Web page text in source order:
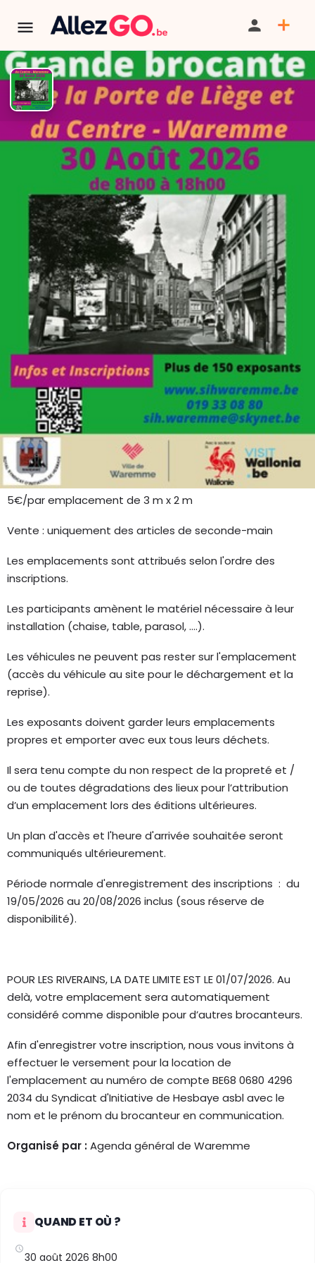
Brocante de la Porte de Liège
et du Centre
5€
PARTAGER SAUVEGARDER CONTACT
AU PROGRAMME
Brocante organisée par le Royal Syndicat d'Initiative de
Hesbaye asbl
Inscription : www.sihwaremme.be
Info : 019 33 08 80 ouinfo@tourisme-hesbaye.be
5€/par emplacement de 3 m x 2 m
Vente : uniquement des articles de seconde-main
Les emplacements sont attribués selon l'ordre des
inscriptions.
Les participants amènent le matériel nécessaire à leur
installation (chaise, table, parasol, ....).
Les véhicules ne peuvent pas rester sur l'emplacement
(accès du véhicule au site pour le déchargement et la
reprise).
Les exposants doivent garder leurs emplacements
propres et emporter avec eux tous leurs déchets.
Il sera tenu compte du non respect de la propreté et /
ou de toutes dégradations des lieux pour l’attribution
d’un emplacement lors des éditions ultérieures.
Un plan d'accès et l'heure d'arrivée souhaitée seront
communiqués ultérieurement.
Période normale d'enregistrement des inscriptions : du
19/05/2026 au 20/08/2026 inclus (sous réserve de
disponibilité).
POUR LES RIVERAINS, LA DATE LIMITE EST LE 01/07/2026. Au
delà, votre emplacement sera automatiquement
considéré comme disponible pour d’autres brocanteurs.
Afin d'enregistrer votre inscription, nous vous invitons à
effectuer le versement pour la location de
l'emplacement au numéro de compte BE68 0680 4296
2034 du Syndicat d'Initiative de Hesbaye asbl avec le
nom et le prénom du brocanteur en communication.
Organisé par :Agenda général de Waremme
QUAND ET OÙ ?
30 août 2026 8h00